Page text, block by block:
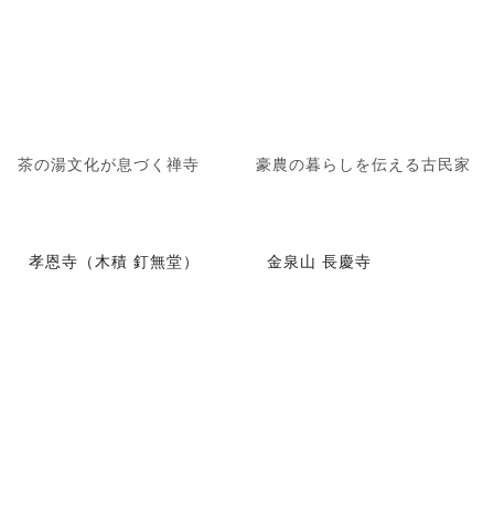
茶の湯文化が息づく禅寺 豪農の暮らしを伝える古民家
孝恩寺（木積 釘無堂） 金泉山 長慶寺